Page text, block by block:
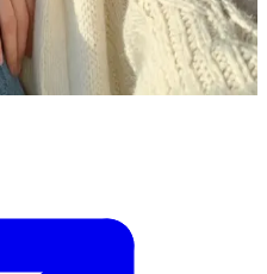
맞아줍니다. 익숙한 편안함 속
틋한 마음이 서려 있습니다.